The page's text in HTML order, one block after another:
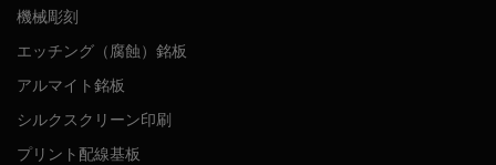
機械彫刻
エッチング（腐蝕）銘板
アルマイト銘板
シルクスクリーン印刷
プリント配線基板